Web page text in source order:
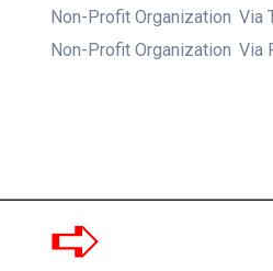
Non-Profit Organization Via
Non-Profit Organization Via